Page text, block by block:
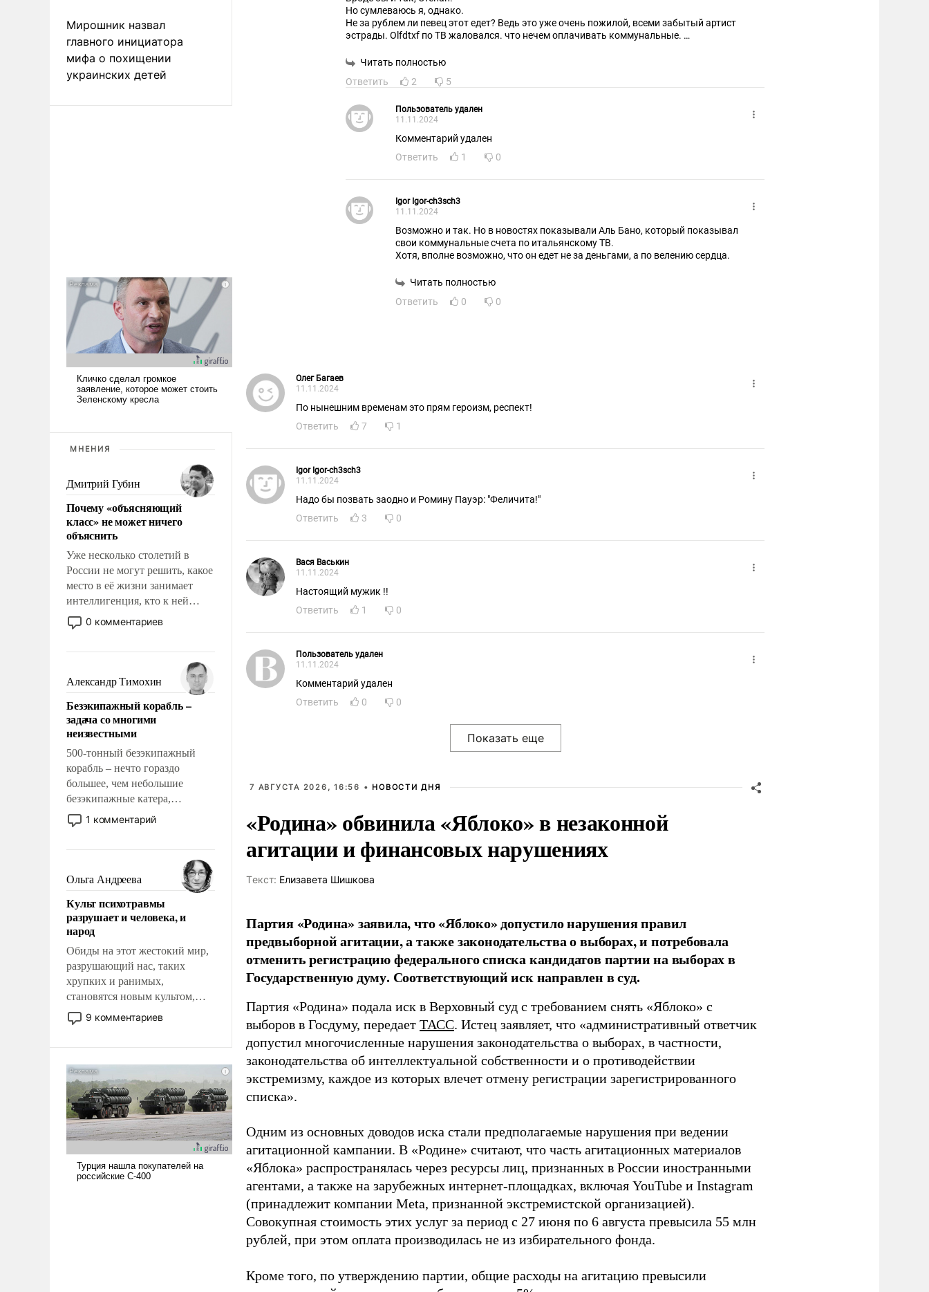
Мирошник назвал
главного инициатора
мифа о похищении
украинских детей
МНЕНИЯ
Дмитрий Губин
Почему «объясняющий
класс» не может ничего
объяснить
Уже несколько столетий в
России не могут решить, какое
место в её жизни занимает
интеллигенция, кто к ней
принадлежит, а кого из неё
исключили с правом
чем она отличается от просто
образованных людей. Иногда
казалось, что эти вопросы
решены раз и навсегда, но –
нет, не решены.
0 комментариев
Александр Тимохин
Безэкипажный корабль –
задача со многими
неизвестными
500-тонный безэкипажный
корабль – нечто гораздо
большее, чем небольшие
безэкипажные катера,
применение которых уже
стало обыденностью. Задача по
сложна и амбициозна. Однако
и ее реализация радикально
поднимет наши боевые
возможности.
1 комментарий
Ольга Андреева
Культ психотравмы
разрушает и человека, и
народ
Обиды на этот жестокий мир,
разрушающий нас, таких
хрупких и ранимых,
становятся новым культом,
постепенно вытесняя и
отменяя традиционное
ударами судьбы, брать на себя
ответственность, помогать
слабым, идти вперед и
адаптироваться.
9 комментариев
Но сумлеваюсь я, однако.
Не за рублем ли певец этот едет? Ведь это уже очень пожилой, всеми забытый артист
эстрады. Olfdtxf по ТВ жаловался. что нечем оплачивать коммунальные.
советской эпохе популярной тогда, 40 лет назад итальянской эстраде.
А ехать на Донбасс - это путь к сердцу русского.
Читать полностью
Ответить
2 5
Пользователь удален
11.11.2024
Комментарий удален
Ответить
1 0
Igor Igor-ch3sch3
11.11.2024
Возможно и так. Но в новостях показывали Аль Бано, который показывал
свои коммунальные счета по итальянскому ТВ.
Хотя, вполне возможно, что он едет не за деньгами, а по велению сердца.
Читать полностью
Ответить
0 0
Олег Багаев
11.11.2024
По нынешним временам это прям героизм, респект!
Ответить
7 1
Igor Igor-ch3sch3
11.11.2024
Надо бы позвать заодно и Ромину Пауэр: "Феличита!"
Ответить
3 0
Вася Васькин
11.11.2024
Настоящий мужик !!
Ответить
1 0
Пользователь удален
11.11.2024
Комментарий удален
Ответить
0 0
7 АВГУСТА 2026, 16:56 • НОВОСТИ ДНЯ
«Родина» обвинила «Яблоко» в незаконной
агитации и финансовых нарушениях
Tекст: Елизавета Шишкова
Партия «Родина» заявила, что «Яблоко» допустило нарушения правил
предвыборной агитации, а также законодательства о выборах, и потребовала
отменить регистрацию федерального списка кандидатов партии на выборах в
Государственную думу. Соответствующий иск направлен в суд.
Партия «Родина» подала иск в Верховный суд с требованием снять «Яблоко» с
выборов в Госдуму, передает ТАСС. Истец заявляет, что «административный ответчик
допустил многочисленные нарушения законодательства о выборах, в частности,
законодательства об интеллектуальной собственности и о противодействии
экстремизму, каждое из которых влечет отмену регистрации зарегистрированного
списка».
Одним из основных доводов иска стали предполагаемые нарушения при ведении
агитационной кампании. В «Родине» считают, что часть агитационных материалов
«Яблока» распространялась через ресурсы лиц, признанных в России иностранными
агентами, а также на зарубежных интернет-площадках, включая YouTube и Instagram
(принадлежит компании Meta, признанной экстремистской организацией).
Совокупная стоимость этих услуг за период с 27 июня по 6 августа превысила 55 млн
рублей, при этом оплата производилась не из избирательного фонда.
Кроме того, по утверждению партии, общие расходы на агитацию превысили